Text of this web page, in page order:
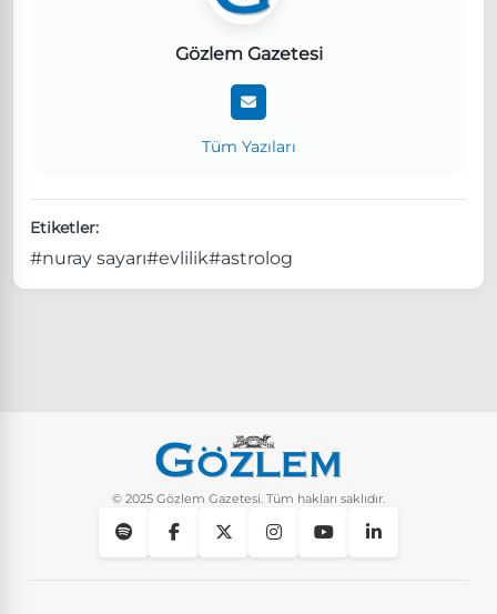
Gözlem Gazetesi
Tüm Yazıları
Etiketler:
#nuray sayarı#evlilik#astrolog
© 2025 Gözlem Gazetesi. Tüm hakları saklıdır.